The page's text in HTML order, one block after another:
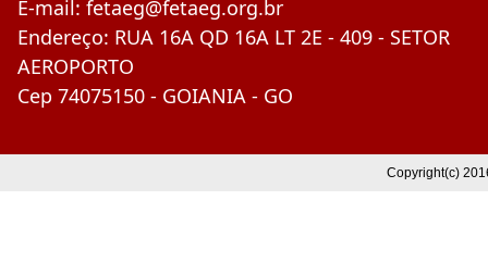
E-mail: fetaeg@fetaeg.org.br
Endereço: RUA 16A QD 16A LT 2E - 409 - SETOR
AEROPORTO
Cep 74075150 - GOIANIA - GO
Copyright(c)